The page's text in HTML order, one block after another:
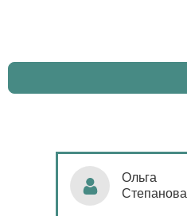
Ольга
Степанова